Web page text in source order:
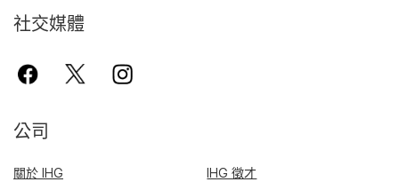
社交媒體
公司
關於 IHG
IHG 徵才